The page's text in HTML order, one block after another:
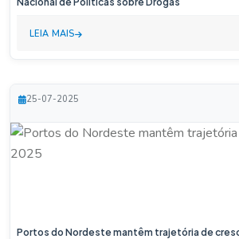
LEIA MAIS
25-07-2025
Portos do Nordeste mantêm trajetória de